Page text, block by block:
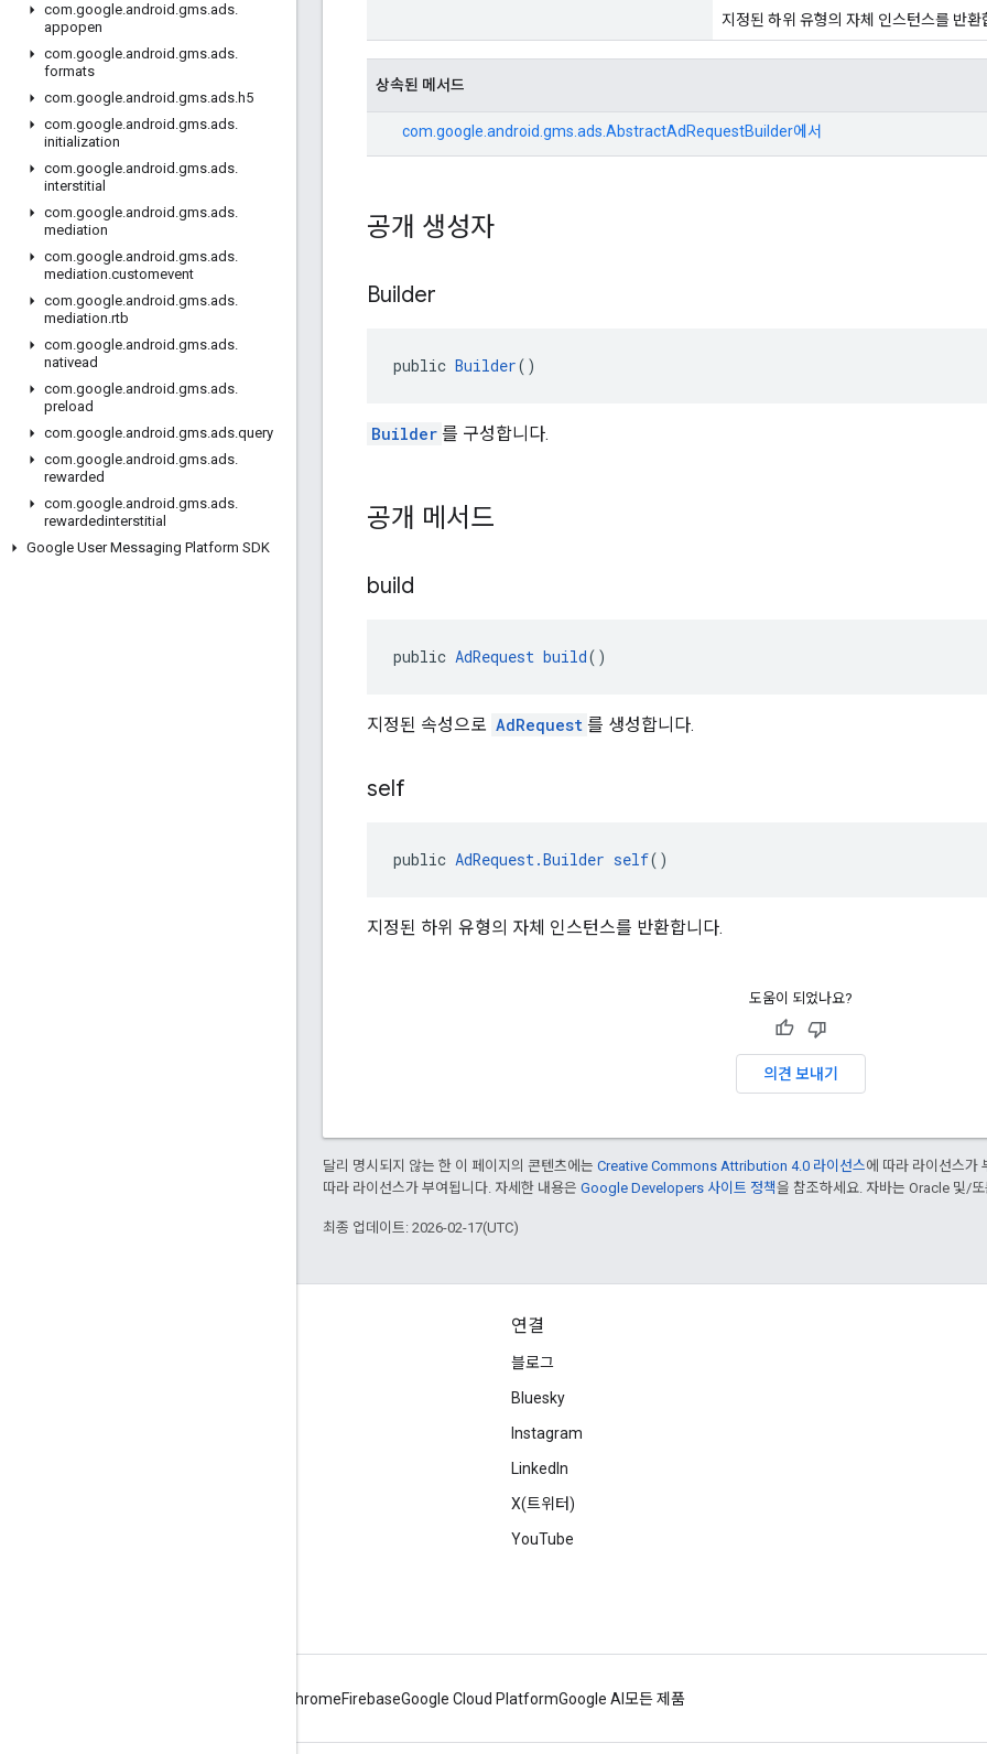
com.google.android .gms.ads.
appopen
com.google.android .gms.ads.
formats
com.google.android .gms.ads.h5
com.google.android .gms.ads.
initialization
com.google.android .gms.ads.
interstitial
com.google.android .gms.ads.
mediation
com.google.android .gms.ads.
mediation.customevent
com.google.android .gms.ads.
mediation.rtb
com.google.android .gms.ads.
nativead
com.google.android .gms.ads.
preload
com.google.android .gms.ads.query
com.google.android .gms.ads.
rewarded
com.google.android .gms.ads.
rewardedinterstitial
Google User Messaging Platform SDK
지정된 하위 유형의 자체 인스턴스를 반환
상속된 메서드
com.google.android.gms.ads.AbstractAdRequestBuilder에서
공개 생성자
Builder
public Builder()
Builder 를 구성합니다.
공개 메서드
build
public AdRequest build()
지정된 속성으로 AdRequest 를 생성합니다.
self
public AdRequest.Builder self()
지정된 하위 유형의 자체 인스턴스를 반환합니다.
도움이 되었나요?
의견 보내기
달리 명시되지 않는 한 이 페이지의 콘텐츠에는 Creative Commons Attribution 4.0 라이선스에 따라 라이선스가
따라 라이선스가 부여됩니다. 자세한 내용은 Google Developers 사이트 정책을 참조하세요. 자바는 Oracle 및/
최종 업데이트: 2026-02-17(UTC)
연결
블로그
Bluesky
Instagram
LinkedIn
X(트위터)
YouTube
ChromeFirebaseGoogle Cloud PlatformGoogle AI 모든 제품